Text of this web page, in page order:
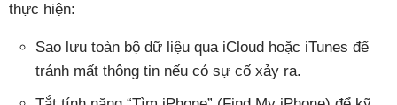
thực hiện:
Sao lưu toàn bộ dữ liệu qua iCloud hoặc iTunes để
tránh mất thông tin nếu có sự cố xảy ra.